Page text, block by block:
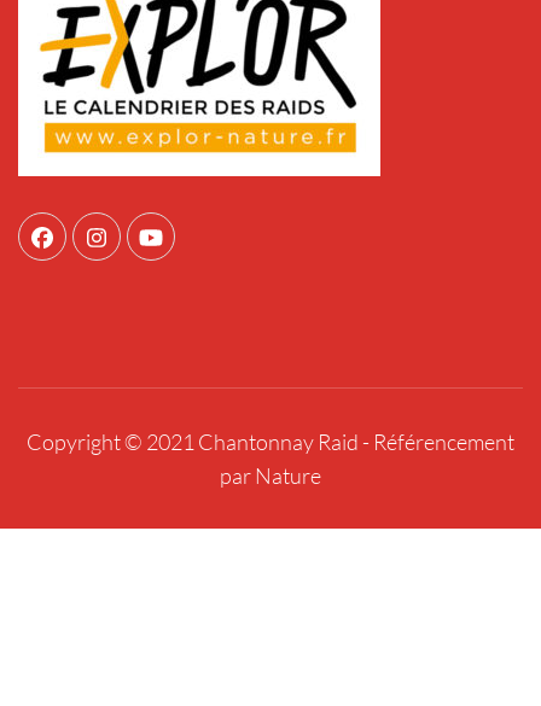
Copyright © 2021 Chantonnay Raid - Référencement
par Nature